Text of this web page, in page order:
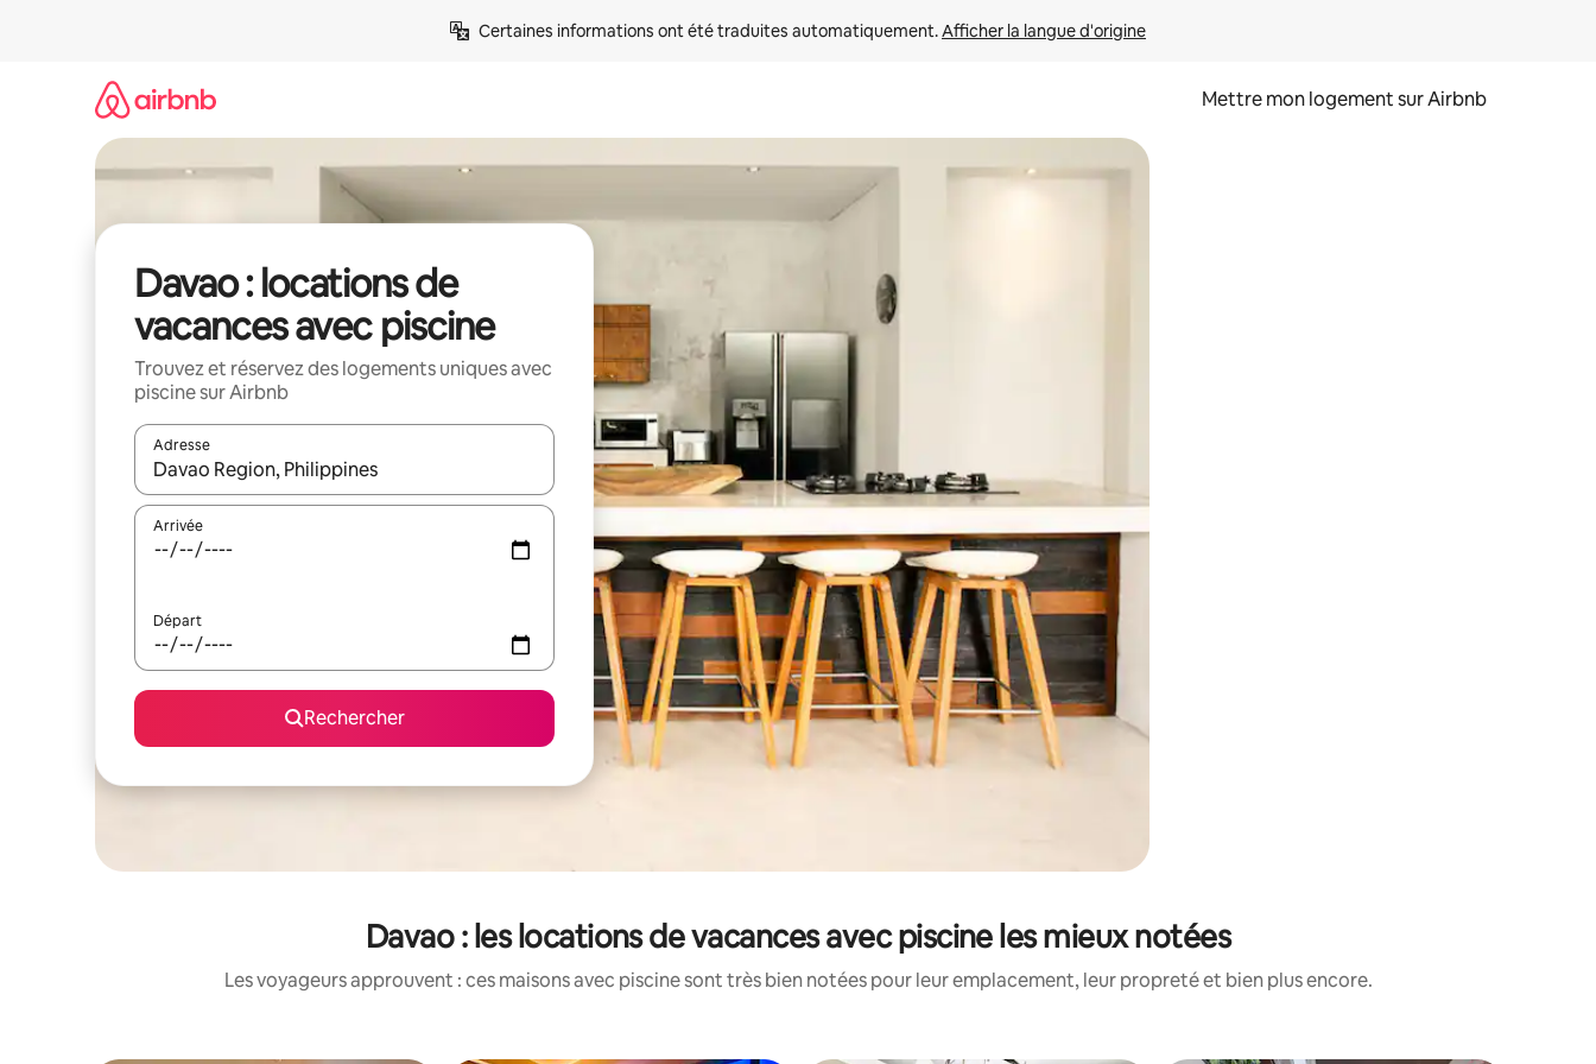
Certaines informations ont été traduites automatiquement. Afficher la langue d'origine
Mettre mon logement sur Airbnb
Davao : locations de
vacances avec piscine
Trouvez et réservez des logements uniques avec
piscine sur Airbnb
Adresse
Lorsque les résultats s'affichent, utilisez les flèches vers le haut et vers le bas pour les parcourir ou en appuyant et en faisant glisser.
Arrivée
Départ
Rechercher
Davao : les locations de vacances avec piscine les mieux notées
Les voyageurs approuvent : ces maisons avec piscine sont très bien notées pour leur emplacement, leur propreté et bien plus encore.